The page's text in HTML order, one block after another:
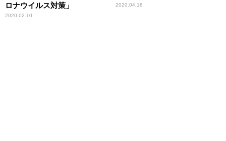
ロナウイルス対策」
2020.02.10
2020.04.16